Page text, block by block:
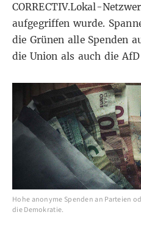
CORRECTIV.Lokal-
aufgegriffen wurde.
die Grünen alle Spenden
die Union als auch die
Hohe anonyme Spenden an Parteien
die Demokratie.